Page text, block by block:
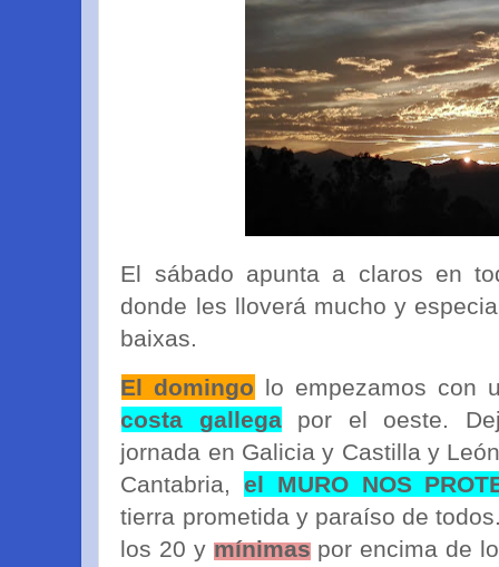
El sábado apunta a claros en
donde les lloverá mucho y
baixas.
El domingo lo empezamos con
costa gallegapor el oeste.
jornada en Galicia y Castilla y
Cantabria,el MURO NOS
tierra prometida y paraíso de
los 20 y mínimaspor encima de